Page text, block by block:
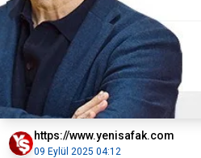
https://www.yenisafak.com
09 Eylül 2025 04:12